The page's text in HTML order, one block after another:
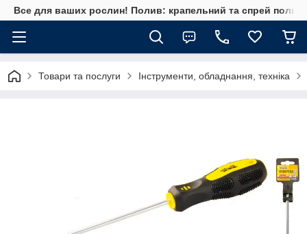
Все для ваших рослин! Полив: крапельний та спрей полив,
Товари та послуги Інструменти, обладнання, техніка